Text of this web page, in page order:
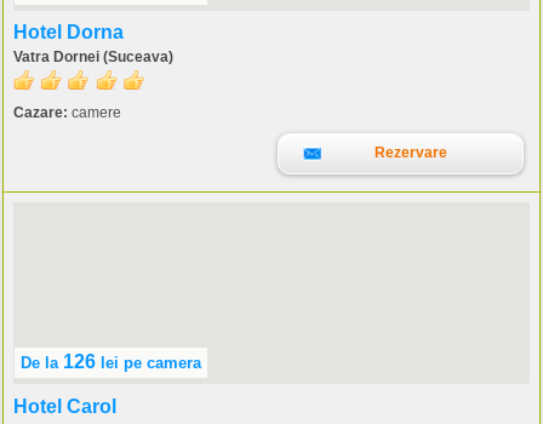
Hotel Dorna
Vatra Dornei (Suceava)
Cazare: camere
Rezervare
De la 126 lei pe camera
Hotel Carol